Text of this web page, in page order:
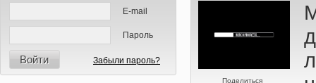
E-mail
Пароль
Войти Забыли пароль?
Поделиться